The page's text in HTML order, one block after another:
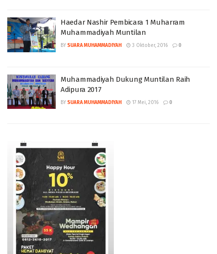
Haedar Nashir Pembicara 1 Muharram
Muhammadiyah Muntilan
BY SUARA MUHAMMADIYAH 3 Oktober, 2016 0
Muhammadiyah Dukung Muntilan Raih
Adipura 2017
BY SUARA MUHAMMADIYAH 17 Mei, 2016 0